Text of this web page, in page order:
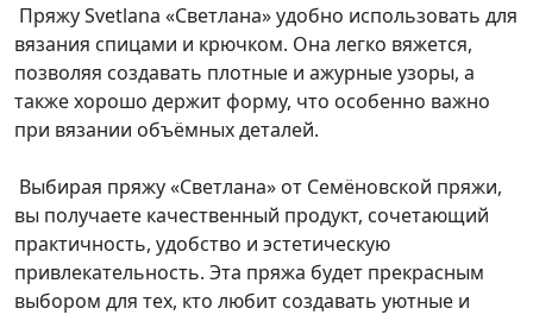
Пряжу Svetlana «Светлана» удобно использовать для
вязания спицами и крючком. Она легко вяжется,
позволяя создавать плотные и ажурные узоры, а
также хорошо держит форму, что особенно важно
при вязании объёмных деталей.
Выбирая пряжу «Светлана» от Семёновской пряжи,
вы получаете качественный продукт, сочетающий
практичность, удобство и эстетическую
привлекательность. Эта пряжа будет прекрасным
выбором для тех, кто любит создавать уютные и